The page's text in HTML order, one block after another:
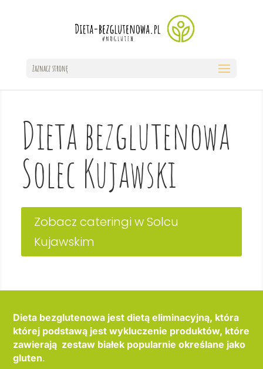
Zaznacz stronę
Dieta bezglutenowa
Solec Kujawski
Zobacz cateringi w Solcu
Kujawskim
Dieta bezglutenowa jest dietą eliminacyjną, która
której podstawą jest wykluczenie produktów, które
zawierają zestaw białek popularnie określane jako
gluten.